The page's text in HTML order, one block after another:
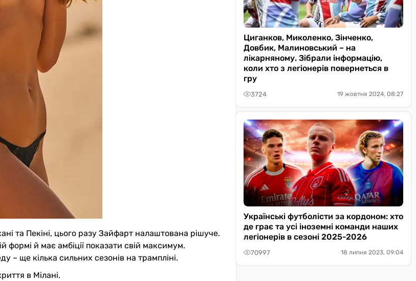
та Пекіні, цього разу Зайфарт налаштована рішуче.
формі й має амбіції показати свій максимум.
– ще кілька сильних сезонів на трампліні.
в Мілані.
Циганков, Миколенко, Зінченко,
Довбик, Малиновський – на
лікарняному. Зібрали інформацію,
коли хто з легіонерів повернеться в
гру
3724 19 жовтня 2024, 08:27
Українські футболісти за кордоном: хто
де грає та усі іноземні команди наших
легіонерів в сезоні 2025-2026
70997 18 липня 2023, 09:04